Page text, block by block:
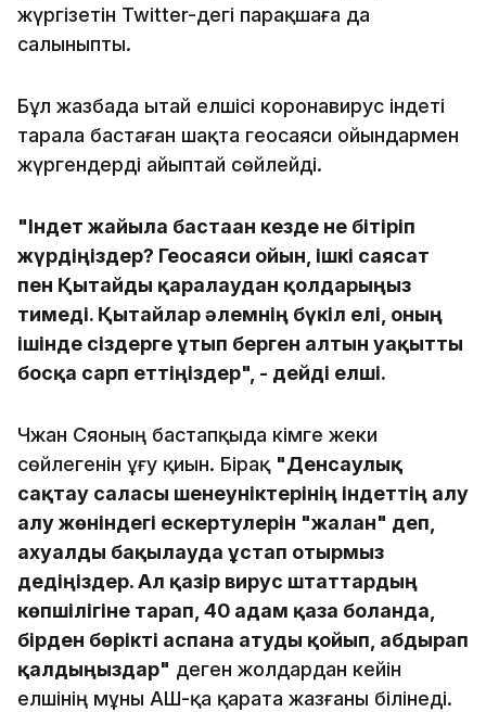
жүргізетін Twitter-дегі парақшаға да
салыныпты.
Бұл жазбада Қытай елшісі коронавирус індеті
тарала бастаған шақта геосаяси ойындармен
жүргендерді айыптай сөйлейді.
"Індет жайыла бастаған кезде не бітіріп
жүрдіңіздер? Геосаяси ойын, ішкі саясат
пен Қытайды қаралаудан қолдарыңыз
тимеді. Қытайлар әлемнің бүкіл елі, оның
ішінде сіздерге ұтып берген алтын уақытты
босқа сарп еттіңіздер", - дейді елші.
Чжан Сяоның бастапқыда кімге жеки
сөйлегенін ұғу қиын. Бірақ "Денсаулық
сақтау саласы шенеуніктерінің індеттің алу
алу жөніндегі ескертулерін "жалған" деп,
ахуалды бақылауда ұстап отырмыз
дедіңіздер. Ал қазір вирус штаттардың
көпшілігіне тарап, 40 адам қаза болғанда,
бірден бөрікті аспанға атуды қойып, абдырап
қалдыңыздар" деген жолдардан кейін
елшінің мұны АҚШ-қа қарата жазғаны білінеді.